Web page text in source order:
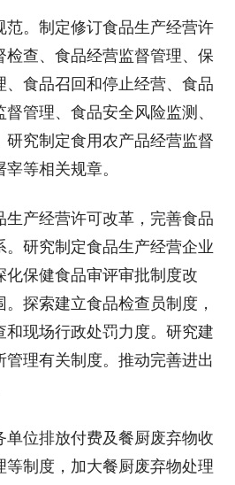
范。制定修订食品生产经营许
检查、食品经营监督管理、保
、食品召回和停止经营、食品
管理、食品安全风险监测、
研究制定食用农产品经营监督
等相关规章。
生产经营许可改革，完善食品
。研究制定食品生产经营企业
化保健食品审评审批制度改
探索建立食品检查员制度，
和现场行政处罚力度。研究建
管理有关制度。推动完善进出
单位排放付费及餐厨废弃物收
等制度，加大餐厨废弃物处理